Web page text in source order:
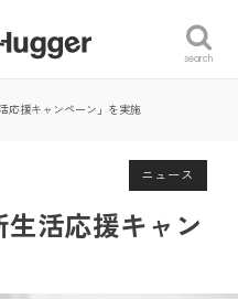
search
応援キャンペーン」を実施
ニュース
活応援キャン